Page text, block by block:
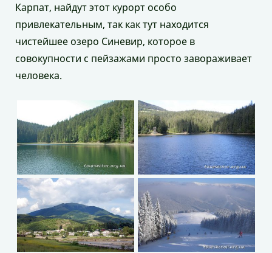
Карпат, найдут этот курорт особо
привлекательным, так как тут находится
чистейшее озеро Синевир, которое в
совокупности с пейзажами просто завораживает
человека.